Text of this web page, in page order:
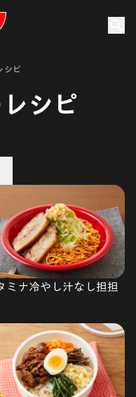
シピ
シピ
ミナ冷やし汁なし担担